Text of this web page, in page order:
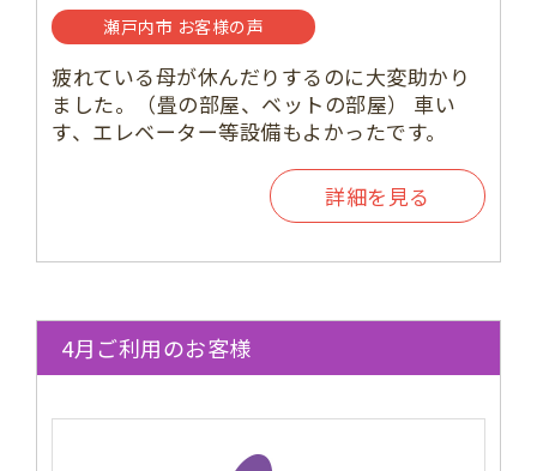
瀬戸内市 お客様の声
疲れている母が休んだりするのに大変助かり
ました。（畳の部屋、ベットの部屋） 車い
す、エレベーター等設備もよかったです。
詳細を見る
4月ご利用のお客様